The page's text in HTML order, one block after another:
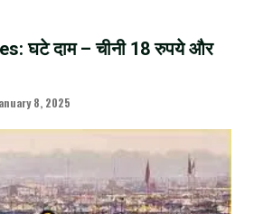
घटे दाम – चीनी 18 रुपये और
8, 2025